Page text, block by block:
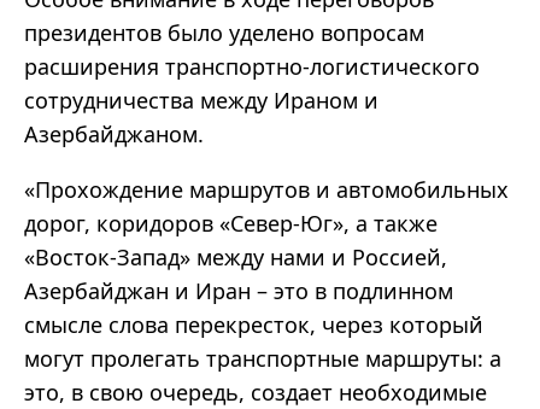
президентов было уделено вопросам
расширения транспортно-логистического
сотрудничества между Ираном и
Азербайджаном.
«Прохождение маршрутов и автомобильных
дорог, коридоров «Север-Юг», а также
«Восток-Запад» между нами и Россией,
Азербайджан и Иран – это в подлинном
смысле слова перекресток, через который
могут пролегать транспортные маршруты: а
это, в свою очередь, создает необходимые